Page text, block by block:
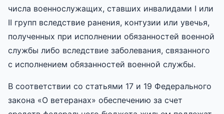
числа военнослужащих, ставших инвалидами I или
II групп вследствие ранения, контузии или увечья,
полученных при исполнении обязанностей военной
службы либо вследствие заболевания, связанного
с исполнением обязанностей военной службы.
В соответствии со статьями 17 и 19 Федерального
закона «О ветеранах» обеспечению за счет